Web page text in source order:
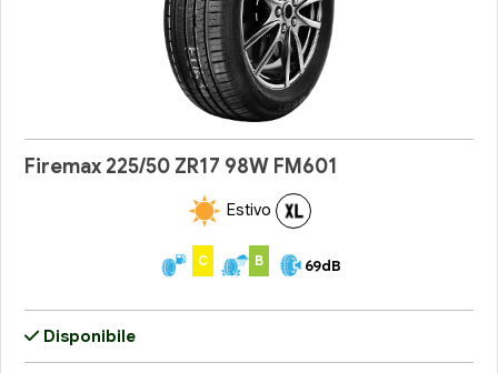
Firemax 225/50 ZR17 98W FM601
Estivo
C B 69dB
Disponibile